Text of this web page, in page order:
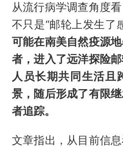
从流行病学调查角度
不只是“邮轮上发生了
可能在南美自然疫源
者，进入了远洋探险邮
人员长期共同生活且
景，随后形成了有限
者追踪。
文章指出，从目前信息